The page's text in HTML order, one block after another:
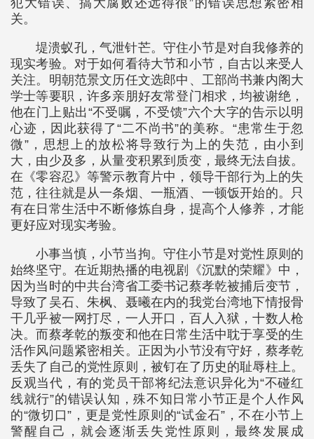
犯大错误、搞大腐败还远得很”的错误思想紧密相
关。
堤溃蚁孔，气泄针芒。守住小节是对自我修养的
现实考验。对于如何看待大节和小节，自古以来受人
关注。明朝范景文历任文选郎中、工部尚书兼内阁大
学士等要职，许多亲朋好友常登门相求，均被谢绝，
他在门上贴出“不受嘱，不受馈”六个大字的告示以明
心迹，因此获得了“二不尚书”的美称。“患常生于忽
微”，思想上的放松将导致行为上的失范，由小到
大，由少及多，从量变积累到质变，最终无法自拔。
在《零容忍》等警示教育片中，领导干部行为上的失
范，往往就是从一条烟、一瓶酒、一顿饭开始的。只
有在日常生活中不断修炼自身，提高个人修养，才能
更好应对现实考验。
小事当慎，小节当拘。守住小节是对党性原则的
始终坚守。在近期热播的电视剧《沉默的荣耀》中，
因为当时的中共台湾省工委书记蔡孝乾被捕后变节，
导致了吴石、朱枫、聂曦在内的我党台湾地下情报骨
干几乎被一网打尽，一人开口，百人入狱，十数人枪
决。而蔡孝乾的叛变和他在日常生活中耽于享受的生
活作风问题紧密相关。正因为小节没有守好，蔡孝乾
丢失了自己的党性原则，被钉在了历史的耻辱柱上。
反观当代，有的党员干部将纪法意识异化为“不碰红
线就行”的错误认知，殊不知日常小节正是个人作风
的“微切口”，更是党性原则的“试金石”，不在小节上
警醒自己，就会逐渐丢失党性原则，最终发展成